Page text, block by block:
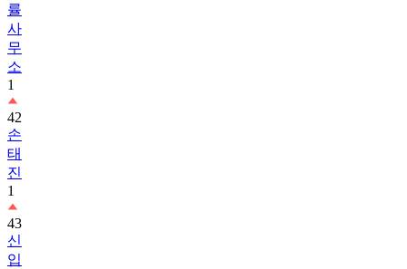
률
사
무
소
1
42
손
태
진
1
43
신
입